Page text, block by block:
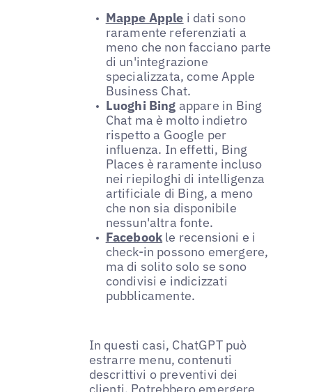
Mappe Apple i dati sono
raramente referenziati a
meno che non facciano parte
di un'integrazione
specializzata, come Apple
Business Chat.
Luoghi Bing appare in Bing
Chat ma è molto indietro
rispetto a Google per
influenza. In effetti, Bing
Places è raramente incluso
nei riepiloghi di intelligenza
artificiale di Bing, a meno
che non sia disponibile
nessun'altra fonte.
Facebook le recensioni e i
check-in possono emergere,
ma di solito solo se sono
condivisi e indicizzati
pubblicamente.
In questi casi, ChatGPT può
estrarre menu, contenuti
descrittivi o preventivi dei
clienti. Potrebbero emergere